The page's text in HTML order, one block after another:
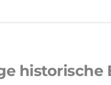
historische